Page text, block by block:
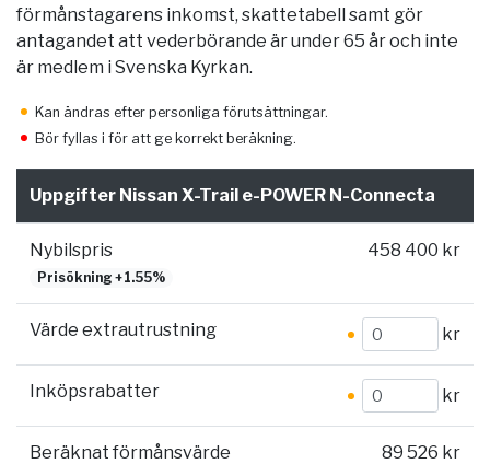
förmånstagarens inkomst, skattetabell samt gör
antagandet att vederbörande är under 65 år och inte
är medlem i Svenska Kyrkan.
Kan ändras efter personliga förutsättningar.
Bör fyllas i för att ge korrekt beräkning.
Uppgifter Nissan X-Trail e-POWER N-Connecta
Nybilspris
Prisökning +1.55%
458 400 kr
Värde extrautrustning kr
Inköpsrabatter kr
Beräknat förmånsvärde 89 526 kr